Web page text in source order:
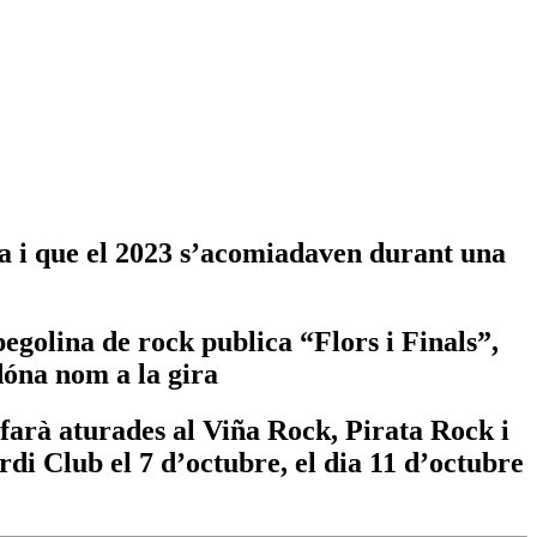
que el 2023 s’acomiadaven durant una
de rock publica “Flors i Finals”,
nom a la gira
aturades al Viña Rock, Pirata Rock i
Club el 7 d’octubre, el dia 11 d’octubre